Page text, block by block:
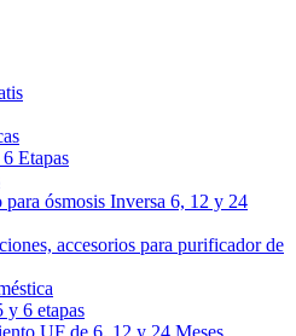
Etapas
ósmosis Inversa 6, 12 y 24
accesorios para purificador de
y 6 etapas
UF de 6, 12 y 24 Meses